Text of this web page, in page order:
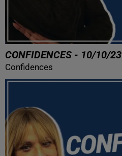
CONFIDENCES - 10/10/23
Confidences